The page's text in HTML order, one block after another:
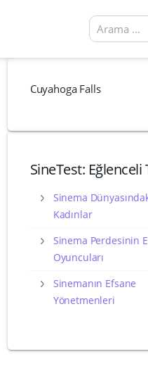
Arama
Cuyahoga Falls
SineTest: Eğlenceli
Sinema
Kadınlar
Sinema Perdesinin
Oyuncuları
Sinemanın Efsane
Yönetmenleri